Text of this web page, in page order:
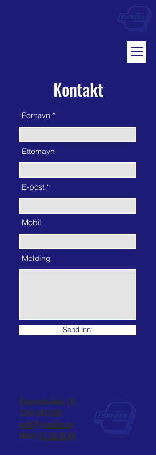
Kontakt
Åsterudkroken 20,
1344 HASLUM
post@espelien.no
Mobil: 67 16 68 80
Fornavn
Etternavn
E-post
Mobil
Melding
Send inn!